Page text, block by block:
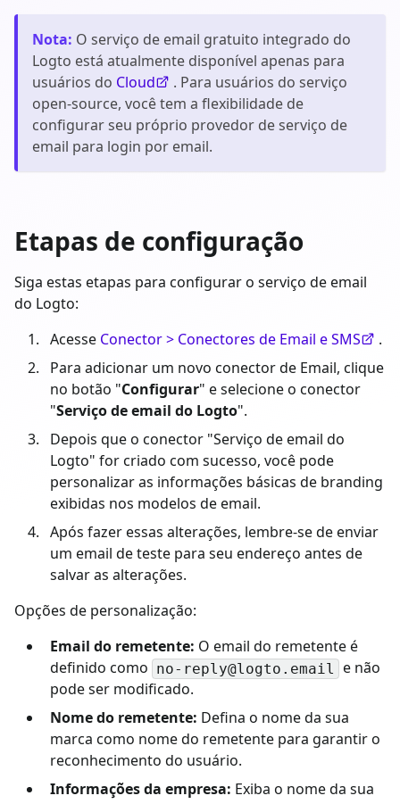
Nota: O serviço de email gratuito integrado do
Logto está atualmente disponível apenas para
usuários do Cloud
. Para usuários do serviço
open-source, você tem a flexibilidade de
configurar seu próprio provedor de serviço de
email para login por email.
Etapas de configuração
Siga estas etapas para configurar o serviço de email
do Logto:
Acesse Conector > Conectores de Email e SMS
.
Para adicionar um novo conector de Email, clique
no botão "Configurar" e selecione o conector
"Serviço de email do Logto".
Depois que o conector "Serviço de email do
Logto" for criado com sucesso, você pode
personalizar as informações básicas de branding
exibidas nos modelos de email.
Após fazer essas alterações, lembre-se de enviar
um email de teste para seu endereço antes de
salvar as alterações.
Opções de personalização:
Email do remetente: O email do remetente é
definido como no-reply@logto.email
e não
pode ser modificado.
Nome do remetente: Defina o nome da sua
marca como nome do remetente para garantir o
reconhecimento do usuário.
Informações da empresa: Exiba o nome da sua